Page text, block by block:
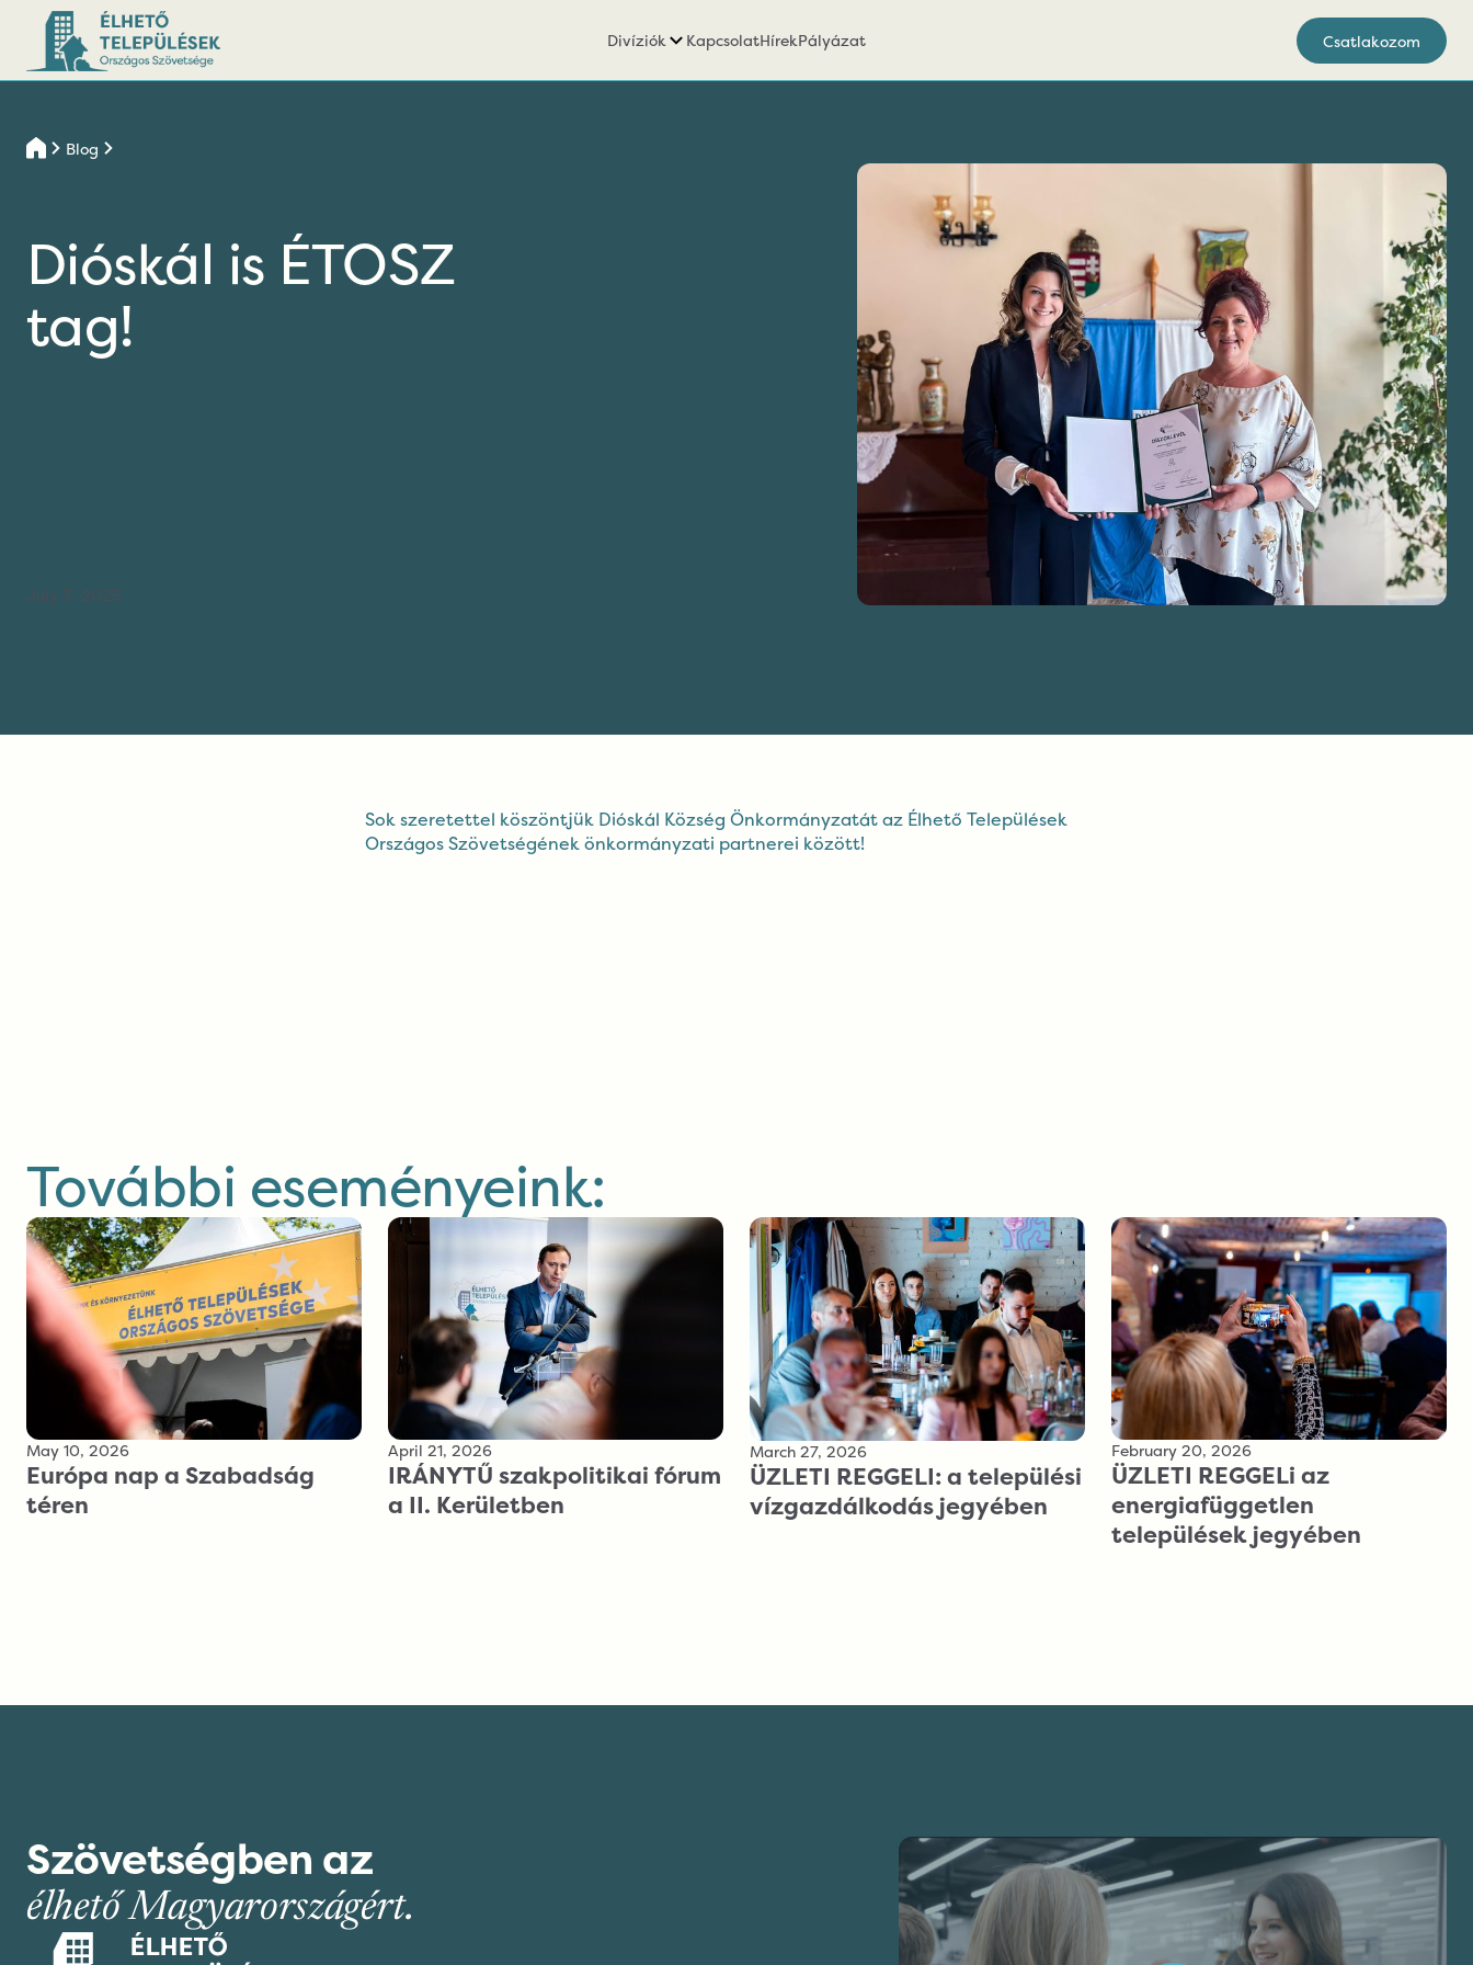
Divíziók KapcsolatHírekPályázat Csatlakozom
Blog
Dióskál is ÉTOSZ
tag!
July 3, 2025
Sok szeretettel köszöntjük Dióskál Község Önkormányzatát az Élhető Települések
Országos Szövetségének önkormányzati partnerei között!
További eseményeink:
May 10, 2026
Európa nap a Szabadság
téren
April 21, 2026
IRÁNYTŰ szakpolitikai fórum
a II. Kerületben
March 27, 2026
ÜZLETI REGGELI: a települési
vízgazdálkodás jegyében
February 20, 2026
ÜZLETI REGGELi az
energiafüggetlen
települések jegyében
Szövetségben az
élhető Magyarországért.